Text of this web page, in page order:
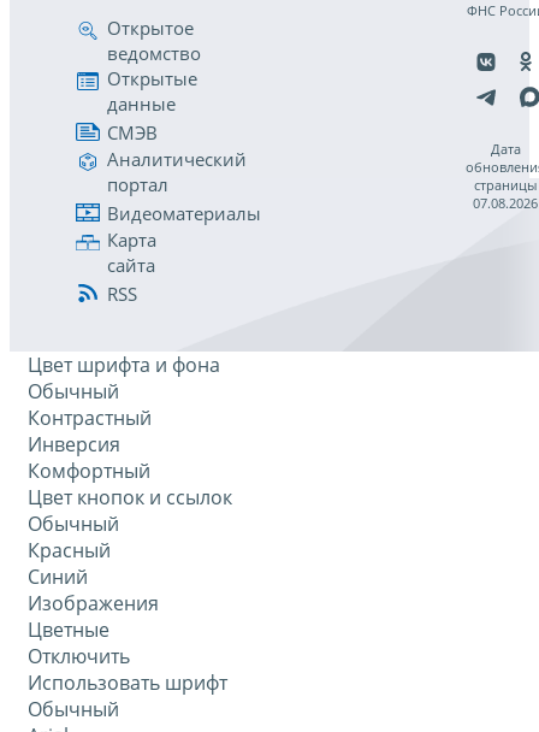
Открытое
ведомство
Открытые
данные
СМЭВ
Аналитический
портал
Видеоматериалы
Карта
сайта
RSS
ФНС
Дата
страницы
07.08.2026
Цвет шрифта и фона
Обычный
Контрастный
Инверсия
Комфортный
Цвет кнопок и ссылок
Обычный
Красный
Синий
Изображения
Цветные
Отключить
Использовать шрифт
Обычный